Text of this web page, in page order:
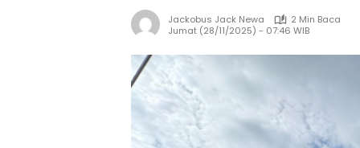
Jackobus Jack Newa
2 Min Baca
Jumat (28/11/2025) - 07:46 WIB